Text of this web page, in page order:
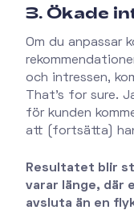
3. Ökade
Om du anpassar
och intressen,
That's for sure.
för kunden
att (fortsätta)
Resultatet blir
varar länge, där
avsluta än en